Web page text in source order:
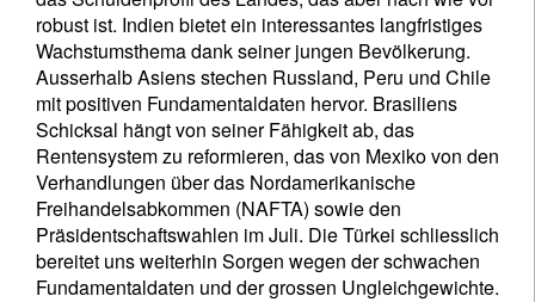
robust ist. Indien bietet ein interessantes langfristiges
Wachstumsthema dank seiner jungen Bevölkerung.
Ausserhalb Asiens stechen Russland, Peru und Chile
mit positiven Fundamentaldaten hervor. Brasiliens
Schicksal hängt von seiner Fähigkeit ab, das
Rentensystem zu reformieren, das von Mexiko von den
Verhandlungen über das Nordamerikanische
Freihandelsabkommen (NAFTA) sowie den
Präsidentschaftswahlen im Juli. Die Türkei schliesslich
bereitet uns weiterhin Sorgen wegen der schwachen
Fundamentaldaten und der grossen Ungleichgewichte.
Ihre Informationen werden in Übereinstimmung
mit unsererDatenschutzerklärung verwendet.
Registrieren